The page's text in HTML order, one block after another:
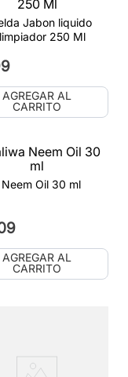
Jabon liquido
250 Ml
AGREGAR AL
CARRITO
Oil 30 ml
AGREGAR AL
CARRITO